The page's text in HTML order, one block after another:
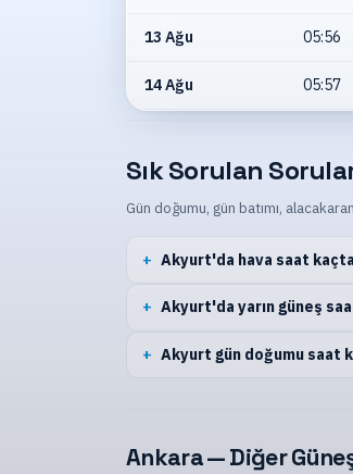
13 Ağu 05:56
14 Ağu 05:57
Sık Sorulan
Gün doğumu, gün batımı,
Akyurt'da hava saat
Akyurt'da yarın güneş
Akyurt gün doğumu saat
Ankara — Diğer